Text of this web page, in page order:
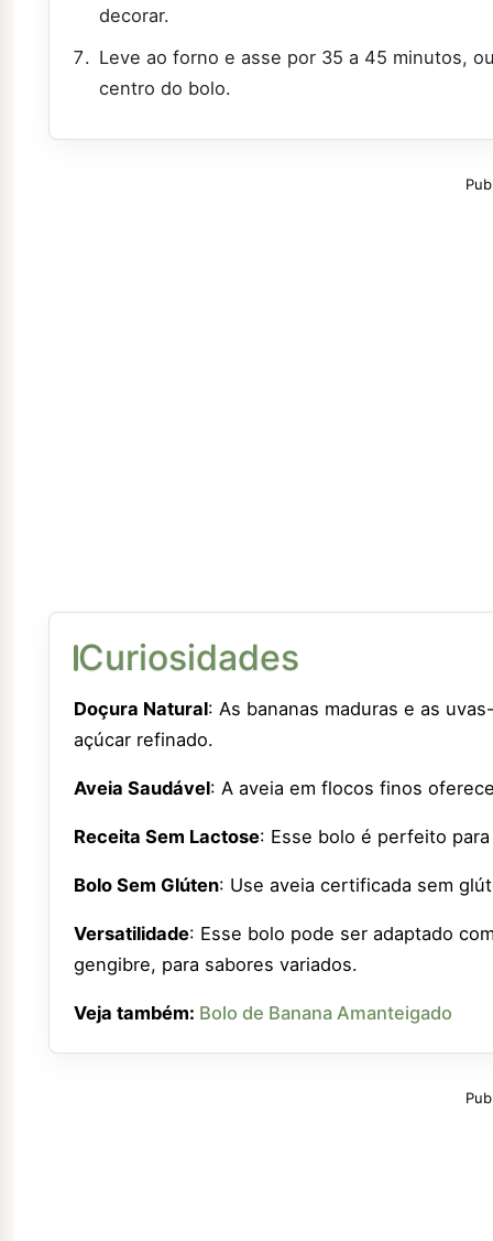
decorar.
Leve ao forno e asse por 35 a 45 minutos,
centro do bolo.
Curiosidades
Doçura Natural: As bananas maduras e as
açúcar refinado.
Aveia Saudável: A aveia em flocos finos
Receita Sem Lactose: Esse bolo é perfeito
Bolo Sem Glúten: Use aveia certificada sem
Versatilidade: Esse bolo pode ser adaptado
gengibre, para sabores variados.
Veja também: Bolo de Banana Amanteigado